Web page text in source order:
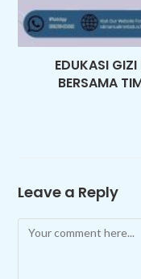
EDUKASI
BERSAMA
Leave a Reply
Comment